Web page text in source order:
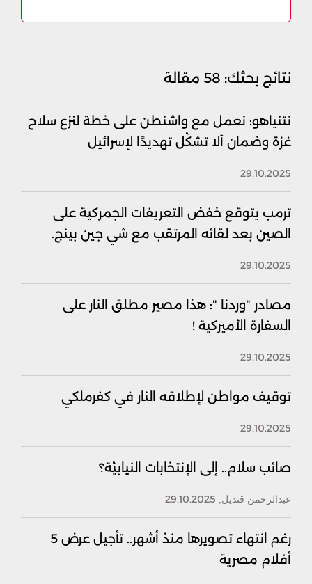
نتائج بحثك: 58 مقالة
نتنياهو: نعمل مع واشنطن على خطة لنزع سلاح
غزة وضمان ألا تشكّل تهديدًا لإسرائيل
29.10.2025
ترمب يتوقع خفض التعريفات الجمركية على
الصين بعد لقائه المرتقب مع شي جين بينج.
29.10.2025
مصادر "وردنا ": هذا مصير مطلق النار على
السفارة الأميركية !
29.10.2025
توقيف مواطن لإطلاقه النار في كفرملكي
29.10.2025
صائب سلام.. إلى الإنتخابات النيابيّة؟
عبدالرحمن قنديل, 29.10.2025
رغم انتهاء تصويرها منذ أشهر.. تأجيل عرض 5
أفلام مصرية